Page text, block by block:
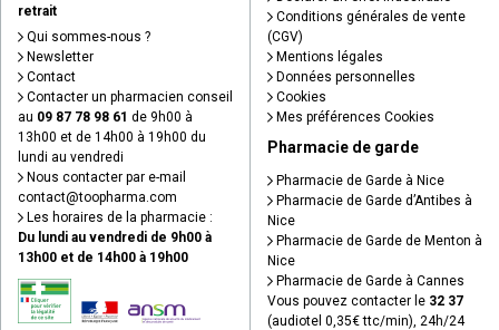
retrait
Qui sommes-nous ?
Newsletter
Contact
Contacter un pharmacien conseil
au 09 87 78 98 61 de 9h00 à
13h00 et de 14h00 à 19h00 du
lundi au vendredi
Nous contacter par e-mail
contact@toopharma.com
Les horaires de la pharmacie :
Du lundi au vendredi de 9h00 à
13h00 et de 14h00 à 19h00
Conditions générales de vente
(CGV)
Mentions légales
Données personnelles
Cookies
Mes préférences Cookies
Pharmacie de garde
Pharmacie de Garde à Nice
Pharmacie de Garde d’Antibes à
Nice
Pharmacie de Garde de Menton à
Nice
Pharmacie de Garde à Cannes
Vous pouvez contacter le 32 37
(audiotel 0,35€ ttc/min), 24h/24